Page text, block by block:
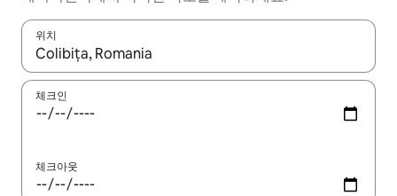
위치
결과가 나오면 위·아래 화살표 키를 사용하거나 터치 또는 스와이
체크인
체크아웃